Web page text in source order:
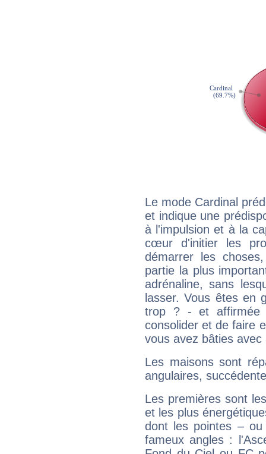
Le mode Cardinal
et indique une
à l'impulsion et à la
cœur d'initier les
démarrer les
partie la plus
adrénaline, sans
lasser. Vous êtes en
trop ? - et affirmée
consolider et de faire
vous avez bâties avec
Les maisons sont
angulaires,
Les premières sont
et les plus
dont les pointes –
fameux angles :